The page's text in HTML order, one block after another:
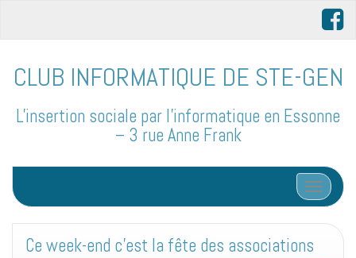
CLUB INFORMATIQUE DE STE-GEN
L'insertion sociale par l'informatique en Essonne
– 3 rue Anne Frank
Afficher/
Ce week-end c’est la fête des associations